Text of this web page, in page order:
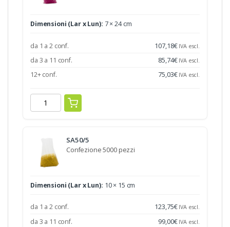
Dimensioni (Lar x Lun): 7 × 24 cm
da 1 a 2 conf. 107,18€ IVA escl.
da 3 a 11 conf. 85,74€ IVA escl.
12+ conf. 75,03€ IVA escl.
SA50/5
Confezione 5000 pezzi
Dimensioni (Lar x Lun): 10 × 15 cm
da 1 a 2 conf. 123,75€ IVA escl.
da 3 a 11 conf. 99,00€ IVA escl.